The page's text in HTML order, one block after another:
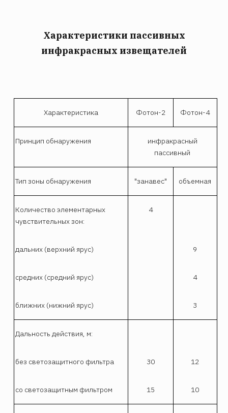
Характеристики пассивных
инфракрасных извещателей
Характеристика Фотон-2 Фотон-4
Принцип обнаружения
инфракрасный
пассивный
Тип зоны обнаружения "занавес" объемная
Количество элементарных
чувствительных зон:
4
дальних (верхний ярус) 9
средних (средний ярус) 4
ближних (нижний ярус) 3
Дальность действия, м:
без светозащитного фильтра 30 12
со светозащитным фильтром 15 10